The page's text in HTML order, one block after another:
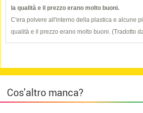
la qualità e il prezzo erano molto buoni.
C'era polvere all'interno della plastica e alcune
qualità e il prezzo erano molto buoni. (Tradotto
Cos'altro manca?